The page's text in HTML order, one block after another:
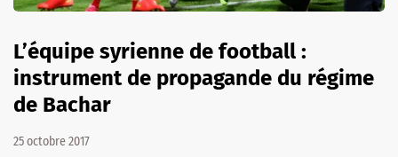
L’équipe syrienne de football :
instrument de propagande du régime
de Bachar
25 octobre 2017